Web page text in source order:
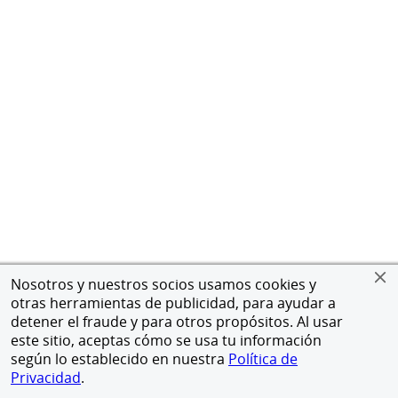
Nosotros y nuestros socios usamos cookies y
otras herramientas de publicidad, para ayudar a
detener el fraude y para otros propósitos. Al usar
este sitio, aceptas cómo se usa tu información
según lo establecido en nuestra Política de
Privacidad.